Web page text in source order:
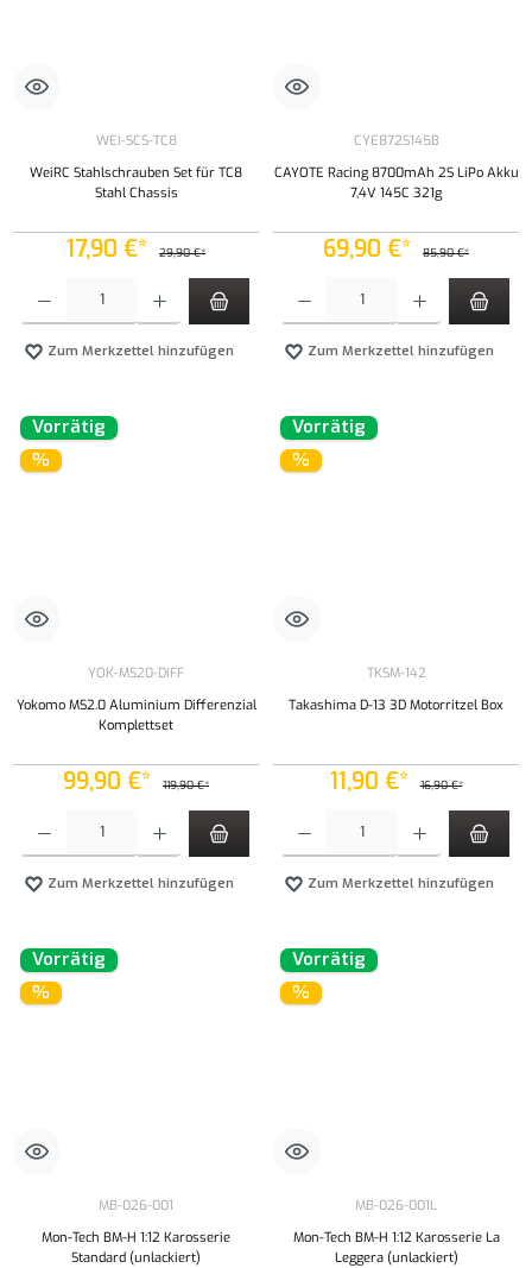
WEI-SCS-TC8
WeiRC Stahlschrauben Set für TC8
Stahl Chassis
17,90 €* 29,90 €*
Zum Merkzettel hinzufügen
CYE872S145B
CAYOTE Racing 8700mAh 2S LiPo Akku
7,4V 145C 321g
69,90 €* 85,90 €*
Zum Merkzettel hinzufügen
Vorrätig
%
YOK-MS20-DIFF
Yokomo MS2.0 Aluminium Differenzial
Komplettset
99,90 €* 119,90 €*
Zum Merkzettel hinzufügen
Vorrätig
%
TKSM-142
Takashima D-13 3D Motorritzel Box
11,90 €* 16,90 €*
Zum Merkzettel hinzufügen
Vorrätig
%
MB-026-001
Mon-Tech BM-H 1:12 Karosserie
Standard (unlackiert)
Vorrätig
%
MB-026-001L
Mon-Tech BM-H 1:12 Karosserie La
Leggera (unlackiert)